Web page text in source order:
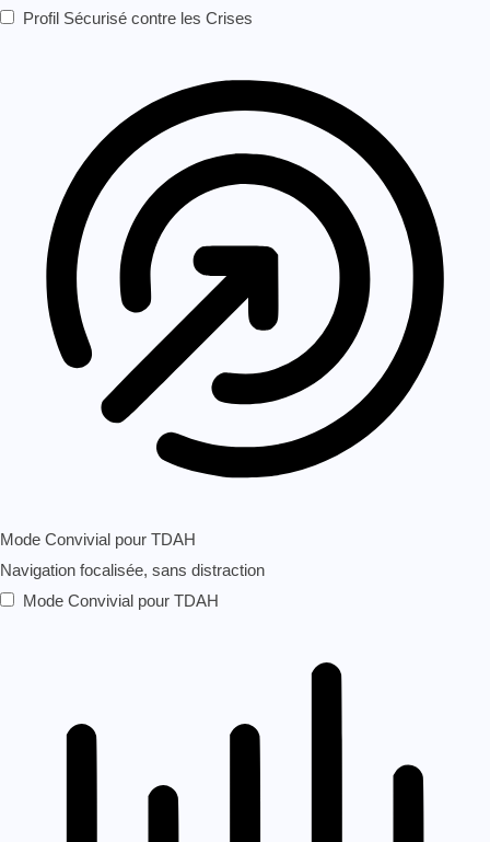
Profil Sécurisé contre les Crises
Mode Convivial pour TDAH
Navigation focalisée, sans distraction
Mode Convivial pour TDAH